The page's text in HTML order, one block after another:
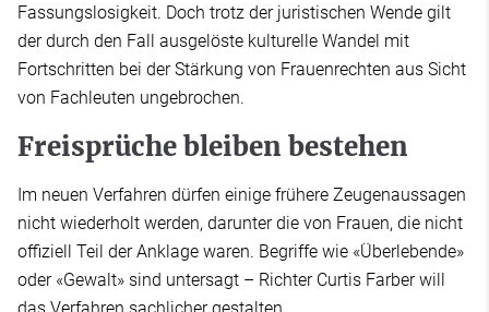
Fassungslosigkeit. Doch trotz der juristischen Wende gilt
der durch den Fall ausgelöste kulturelle Wandel mit
Fortschritten bei der Stärkung von Frauenrechten aus Sicht
von Fachleuten ungebrochen.
Freisprüche bleiben bestehen
Im neuen Verfahren dürfen einige frühere Zeugenaussagen
nicht wiederholt werden, darunter die von Frauen, die nicht
offiziell Teil der Anklage waren. Begriffe wie «Überlebende»
oder «Gewalt» sind untersagt – Richter Curtis Farber will